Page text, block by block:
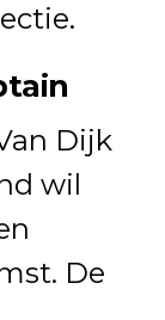
Dijk
wil
De